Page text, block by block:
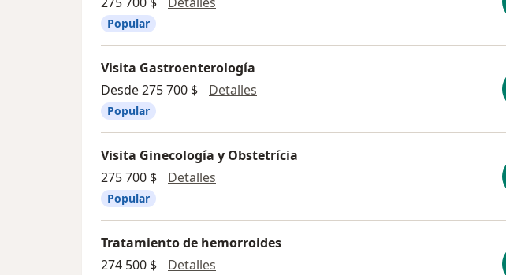
Popular
Visita Gastroenterología
Desde 275 700 $
Detalles
Popular
Visita Ginecología y Obstetrícia
275 700 $
Detalles
Popular
Tratamiento de hemorroides
274 500 $
Detalles